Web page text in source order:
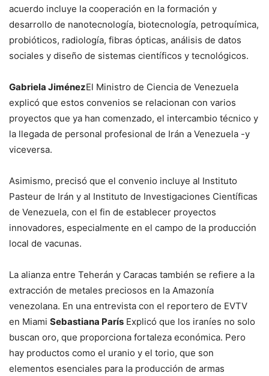
acuerdo incluye la cooperación en la formación y
desarrollo de nanotecnología, biotecnología, petroquímica,
probióticos, radiología, fibras ópticas, análisis de datos
sociales y diseño de sistemas científicos y tecnológicos.
Gabriela JiménezEl Ministro de Ciencia de Venezuela
explicó que estos convenios se relacionan con varios
proyectos que ya han comenzado, el intercambio técnico y
la llegada de personal profesional de Irán a Venezuela -y
viceversa.
Asimismo, precisó que el convenio incluye al Instituto
Pasteur de Irán y al Instituto de Investigaciones Científicas
de Venezuela, con el fin de establecer proyectos
innovadores, especialmente en el campo de la producción
local de vacunas.
La alianza entre Teherán y Caracas también se refiere a la
extracción de metales preciosos en la Amazonía
venezolana. En una entrevista con el reportero de EVTV
en Miami Sebastiana París Explicó que los iraníes no solo
buscan oro, que proporciona fortaleza económica. Pero
hay productos como el uranio y el torio, que son
elementos esenciales para la producción de armas